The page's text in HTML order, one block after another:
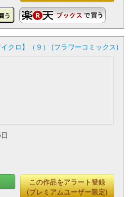
クロ】（９） (フラワーコミックス)
この作品をアラート登録
(プレミアムユーザー限定)